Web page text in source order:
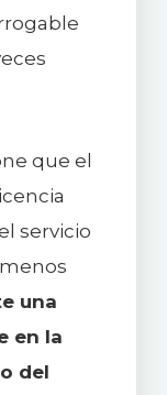
que el
servicio
una
en la
del